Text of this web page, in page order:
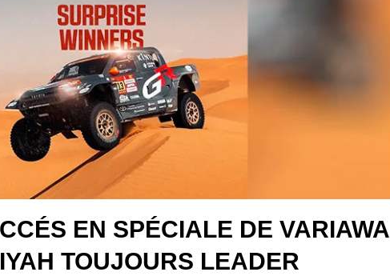
EN SPÉCIALE DE VARIAWA
TOUJOURS LEADER